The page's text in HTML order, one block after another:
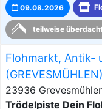
09.08.2026
teilweise überdacht
Flohmarkt, Antik-
(GREVESMÜHLEN)
23936
Trödelpiste Dein